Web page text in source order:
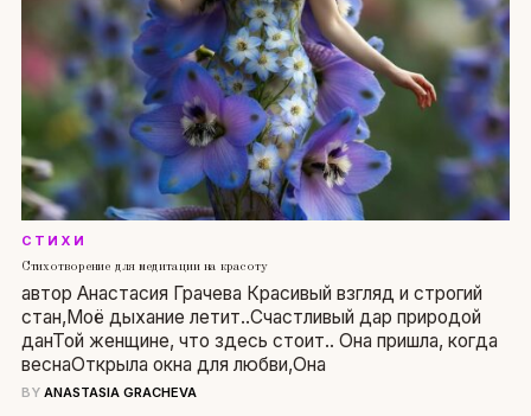
СТИХИ
Стихотворение для медитации на красоту
автор Анастасия Грачева Красивый взгляд и строгий
стан,Моё дыхание летит..Счастливый дар природой
данТой женщине, что здесь стоит.. Она пришла, когда
веснаОткрыла окна для любви,Она
BY ANASTASIA GRACHEVA